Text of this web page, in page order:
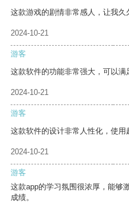
这款游戏的剧情非常感人，让我久
2024-10-21
游客
这款软件的功能非常强大，可以满
2024-10-21
游客
这款软件的设计非常人性化，使用
2024-10-21
游客
这款app的学习氛围很浓厚，能够
成绩。